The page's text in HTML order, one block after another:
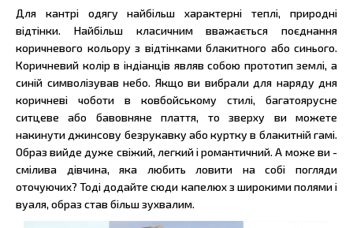
Для кантрі одягу найбільш характерні теплі, природні
відтінки. Найбільш класичним вважається поєднання
коричневого кольору з відтінками блакитного або синього.
Коричневий колір в індіанців являв собою прототип землі, а
синій символізував небо. Якщо ви вибрали для наряду дня
коричневі чоботи в ковбойському стилі, багатоярусне
ситцеве або бавовняне плаття, то зверху ви можете
накинути джинсову безрукавку або куртку в блакитній гамі.
Образ вийде дуже свіжий, легкий і романтичний. А може ви -
смілива дівчина, яка любить ловити на собі погляди
оточуючих? Тоді додайте сюди капелюх з широкими полями і
вуаля, образ став більш зухвалим.